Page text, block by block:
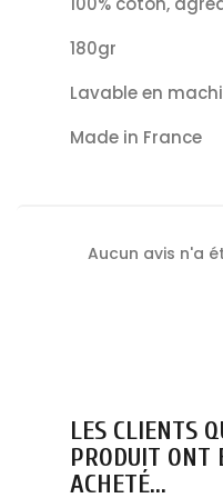
180gr
Lavable en
Made in France
Aucun avis n'a
LES CLIENTS
PRODUIT ONT
ACHETÉ...